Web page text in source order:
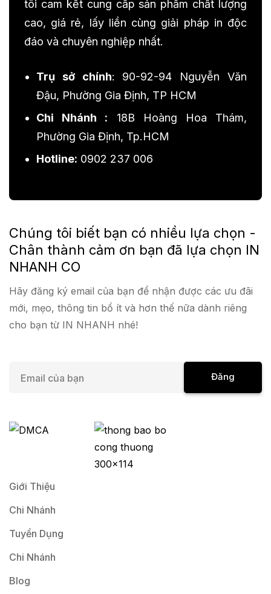
tôi cam kết cung cấp sản phẩm chất lượng
cao, giá rẻ, lấy liền cùng giải pháp in độc
đáo và chuyên nghiệp nhất.
Trụ sở chính: 90-92-94 Nguyễn Văn
Đậu, Phường Gia Định, TP HCM
Chi Nhánh : 18B Hoàng Hoa Thám,
Phường Gia Định, Tp.HCM
Hotline: 0902 237 006
Chúng tôi biết bạn có nhiều lựa chọn -
Chân thành cảm ơn bạn đã lựa chọn IN
NHANH CO
Hãy đăng ký email của bạn để nhận được các ưu đãi
mới, mẹo, thông tin bổ ít và hơn thế nữa dành riêng
cho bạn từ IN NHANH nhé!
i
Đăng
Giới Thiệu
Chi Nhánh
Tuyển Dụng
Chi Nhánh
Blog